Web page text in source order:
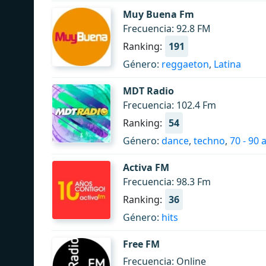
Muy Buena Fm
Frecuencia: 92.8 FM
Ranking: 191
Género: reggaeton, Latina
MDT Radio
Frecuencia: 102.4 Fm
Ranking: 54
Género: dance, techno, 70 - 90
Activa FM
Frecuencia: 98.3 Fm
Ranking: 36
Género: hits
Free FM
Frecuencia: Online